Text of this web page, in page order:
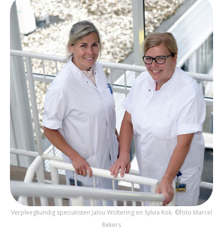
Verpleegkundig specialisten Jalou Woltering en Sylvia Kok. ©foto Marcel
Rekers